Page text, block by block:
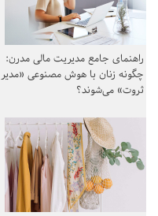
راهنمای جامع مدیریت مالی مدرن:
چگونه زنان با هوش مصنوعی «مدیر
ثروت» می‌شوند؟